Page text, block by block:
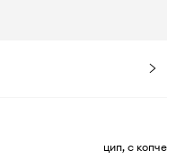
цип, с копче